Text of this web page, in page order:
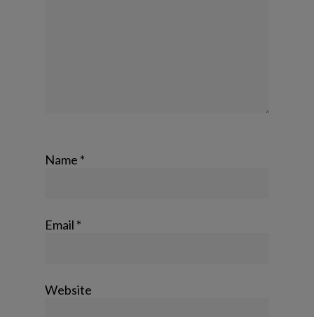
Name *
Email *
Website